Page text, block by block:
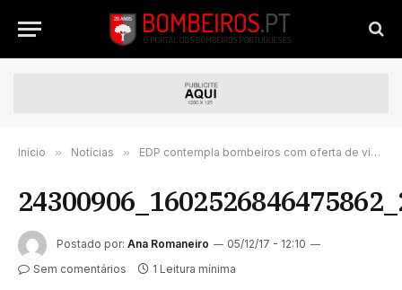
Início » Notícias » EDP contempla bombeiros com oferta de viaturas
Postado por: Ana Romaneiro
05/12/17 - 12:10
Sem comentários
1 Leitura mínima